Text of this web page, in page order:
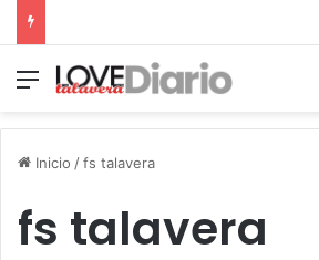
Menú
Inicio /fs talavera
fs talavera